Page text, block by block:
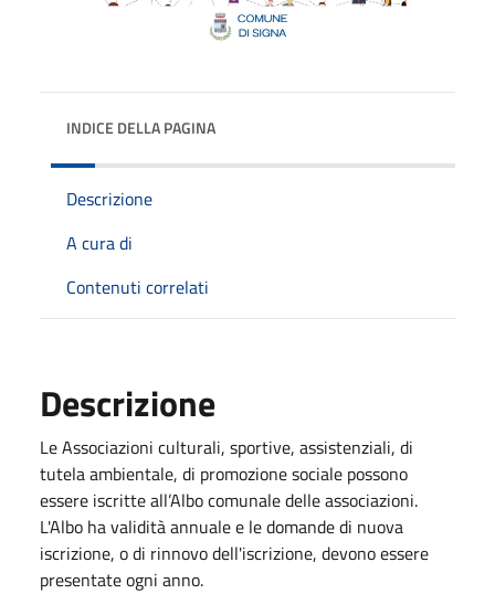
INDICE DELLA PAGINA
Descrizione
A cura di
Contenuti correlati
Descrizione
Le Associazioni culturali, sportive, assistenziali, di
tutela ambientale, di promozione sociale possono
essere iscritte all’Albo comunale delle associazioni.
L'Albo ha validità annuale e le domande di nuova
iscrizione, o di rinnovo dell'iscrizione, devono essere
presentate ogni anno.